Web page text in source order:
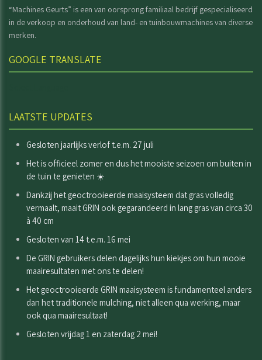
“Machines Geurts” is een van oorsprong familiaal bedrijf gespecialiseerd
in de verkoop en onderhoud van land- en tuinbouwmachines van diverse
merken.
GOOGLE TRANSLATE
LAATSTE UPDATES
Gesloten jaarlijks verlof t.e.m. 27 juli
Het is officieel zomer en dus het mooiste seizoen om buiten in
de tuin te genieten ☀️
Dankzij het geoctrooieerde maaisysteem dat gras volledig
vermaalt, maait GRIN ook gegarandeerd in lang gras van circa 30
à 40 cm
Gesloten van 14 t.e.m. 16 mei
De GRIN gebruikers delen dagelijks hun kiekjes om hun mooie
maairesultaten met ons te delen!
Het geoctrooieerde GRIN maaisysteem is fundamenteel anders
dan het traditionele mulching, niet alleen qua werking, maar
ook qua maairesultaat!
Gesloten vrijdag 1 en zaterdag 2 mei!